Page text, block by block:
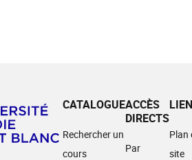
CATALOGUE
Rechercher un
cours
ACCÈS
DIRECTS
Par
Plan
site